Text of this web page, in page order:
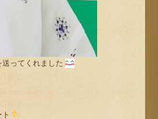
ってくれました